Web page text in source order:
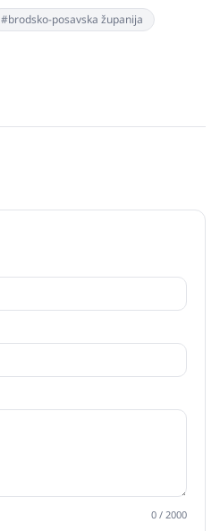
#brodsko-posavska županija
0 / 2000